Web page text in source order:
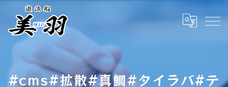
#cms#拡散#真鯛#タイラバ#テ